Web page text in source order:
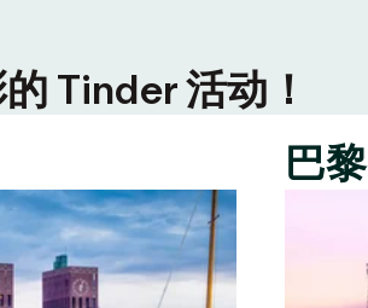
Tinder 活动！
巴黎